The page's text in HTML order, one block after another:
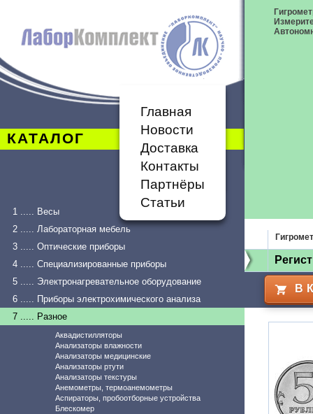
КАТАЛОГ
Главная
Новости
Доставка
Контакты
Партнёры
Статьи
1 ..... Весы
2 ..... Лабораторная мебель
3 ..... Оптические приборы
4 ..... Специализированные приборы
5 ..... Электронагревательное оборудование
6 ..... Приборы электрохимического анализа
7 ..... Разное
Аквадистилляторы
Анализаторы влажности
Анализаторы медицинские
Анализаторы ртути
Анализаторы текстуры
Анемометры, термоанемометры
Аспираторы, пробоотборные устройства
Блескомер
В